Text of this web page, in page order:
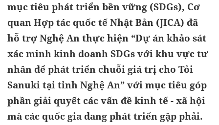
mục tiêu phát triển bền vững (SDGs), Cơ
quan Hợp tác quốc tế Nhật Bản (JICA) đã
hỗ trợ Nghệ An thực hiện “Dự án khảo sát
xác minh kinh doanh SDGs với khu vực tư
nhân để phát triển chuỗi giá trị cho Tỏi
Sanuki tại tỉnh Nghệ An” với mục tiêu góp
phần giải quyết các vấn đề kinh tế - xã hội
mà các quốc gia đang phát triển gặp phải.